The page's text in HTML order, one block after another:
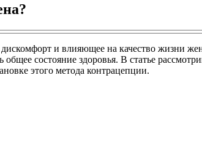
и влияющее на качество жизни
состояние здоровья. В статье
этого метода контрацепции.